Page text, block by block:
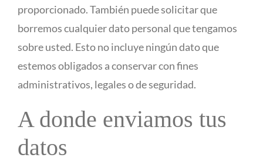
proporcionado. También puede solicitar que
borremos cualquier dato personal que tengamos
sobre usted. Esto no incluye ningún dato que
estemos obligados a conservar con fines
administrativos, legales o de seguridad.
A donde enviamos tus
datos